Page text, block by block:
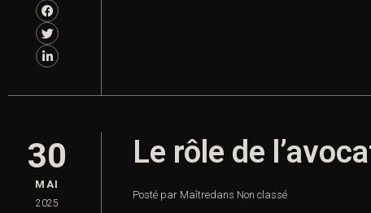
30
MAI
2025
Le rôle de
Posté par Maîtredans Non classé